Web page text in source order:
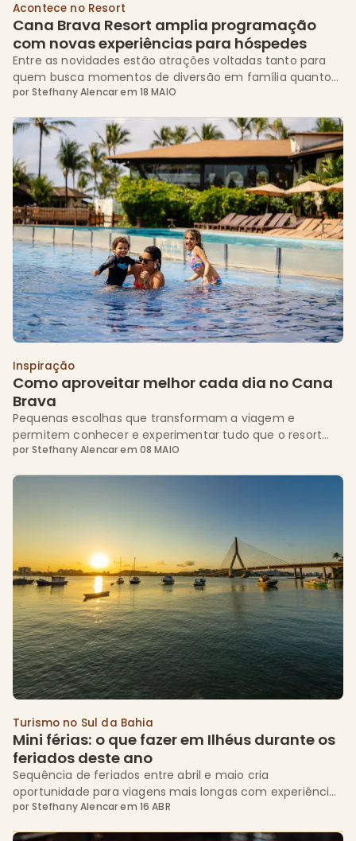
Acontece no Resort
Cana Brava Resort amplia programação
com novas experiências para hóspedes
Entre as novidades estão atrações voltadas tanto para
quem busca momentos de diversão em família quanto
para hóspedes que desejam incluir movimento, interação
por Stefhany Alencarem 18 MAIO
Inspiração
Como aproveitar melhor cada dia no Cana
Brava
Pequenas escolhas que transformam a viagem e
permitem conhecer e experimentar tudo que o resort
tem a oferecer
por Stefhany Alencarem 08 MAIO
Turismo no Sul da Bahia
Mini férias: o que fazer em Ilhéus durante os
feriados deste ano
Sequência de feriados entre abril e maio cria
oportunidade para viagens mais longas com experiências
de praia, gastronomia e resorts pé na areia
por Stefhany Alencarem 16 ABR